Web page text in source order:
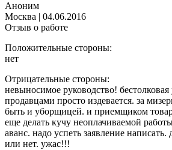
Аноним
Москва | 04.06.2016
Отзыв о работе
Положительные стороны:
нет
Отрицательные стороны:
невыносимое руководство!
продавцами просто издевается. за
быть и уборщицей. и приемщиком
еще делать кучу неоплачиваемой
аванс. надо успеть заявление
или нет. ужас!!!